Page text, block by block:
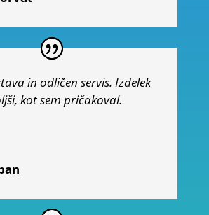
in odličen servis. Izdelek
kot sem pričakoval.